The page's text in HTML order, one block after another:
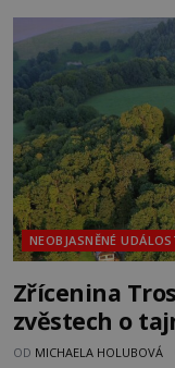
následovat.
Surat. Gu
NEOBJASNĚNÉ
Zřícenina
zvěstech o
OD MICHAELA HOLUBOVÁ